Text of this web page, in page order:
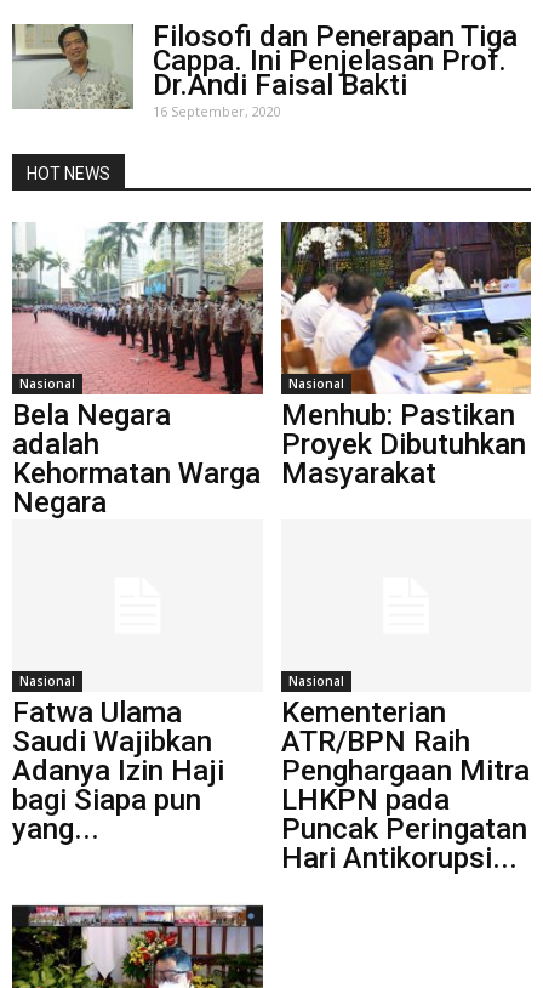
Filosofi dan Penerapan Tiga
Cappa. Ini Penjelasan Prof.
Dr.Andi Faisal Bakti
16 September, 2020
HOT NEWS
Nasional
Bela Negara
adalah
Kehormatan Warga
Negara
Nasional
Menhub: Pastikan
Proyek Dibutuhkan
Masyarakat
Nasional
Fatwa Ulama
Saudi Wajibkan
Adanya Izin Haji
bagi Siapa pun
yang...
Nasional
Kementerian
ATR/BPN Raih
Penghargaan Mitra
LHKPN pada
Puncak Peringatan
Hari Antikorupsi...